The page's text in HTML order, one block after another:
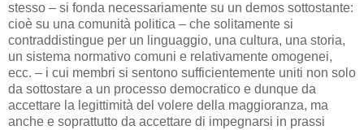
stesso – si fonda necessariamente su un demos sottostante:
cioè su una comunità politica – che solitamente si
contraddistingue per un linguaggio, una cultura, una storia,
un sistema normativo comuni e relativamente omogenei,
ecc. – i cui membri si sentono sufficientemente uniti non solo
da sottostare a un processo democratico e dunque da
accettare la legittimità del volere della maggioranza, ma
anche e soprattutto da accettare di impegnarsi in prassi